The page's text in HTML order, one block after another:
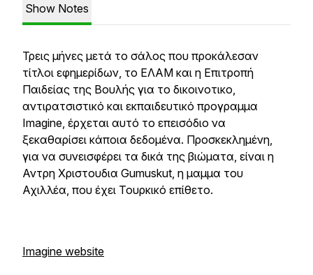
Show Notes
Τρεις μήνες μετά το σάλος που προκάλεσαν
τίτλοι εφημερίδων, το ΕΛΑΜ και η Επιτροπή
Παιδείας της Βουλής για το δικοινοτικο,
αντιρατσιστικό και εκπαιδευτικό προγραμμα
Imagine, έρχεται αυτό το επεισόδιο να
ξεκαθαρίσει κάποια δεδομένα. Προσκεκλημένη,
για να συνεισφέρει τα δικά της βιώματα, είναι η
Αντρη Χριστουδια Gumuskut, η μαμμα του
Αχιλλέα, που έχει Τουρκικό επίθετο.
Imagine website